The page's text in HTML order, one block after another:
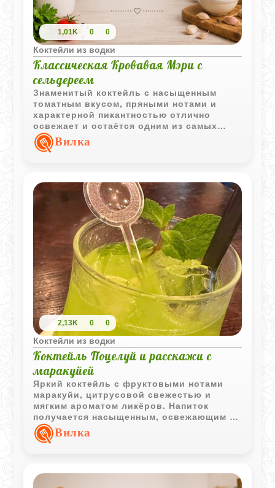
1,01K 0 0
Коктейли из водки
Классическая Кровавая Мэри с
сельдереем
Знаменитый коктейль с насыщенным
томатным вкусом, пряными нотами и
характерной пикантностью отлично
освежает и остаётся одним из самых
узнаваемых алкогольных напитков в
мире.Вилка
2,13K 0 0
Коктейли из водки
Коктейль Поцелуй и расскажи с
маракуйей
Яркий коктейль с фруктовыми нотами
маракуйи, цитрусовой свежестью и
мягким ароматом ликёров. Напиток
получается насыщенным, освежающим и
эффектно выглядит благодаря голубому
кюрасо.Вилка